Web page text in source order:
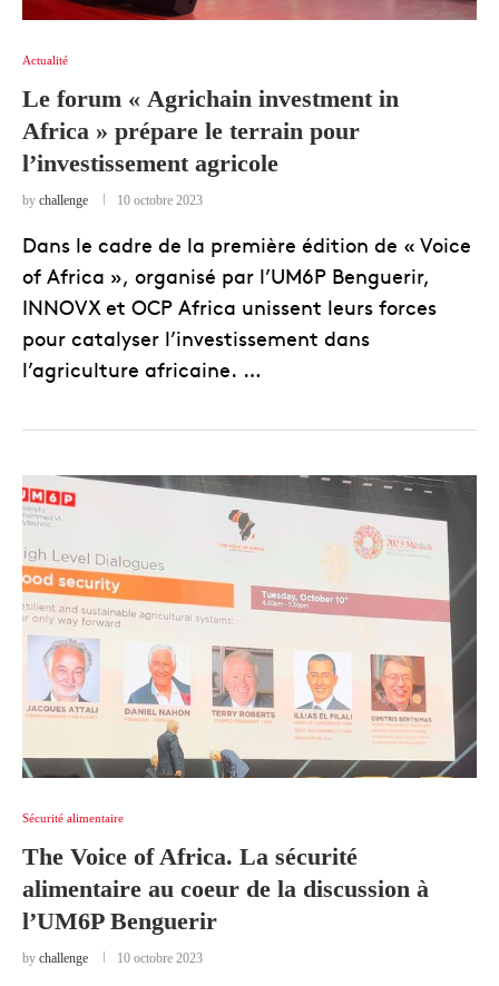
Actualité
Le forum « Agrichain investment in
Africa » prépare le terrain pour
l’investissement agricole
by challenge 10 octobre 2023
Dans le cadre de la première édition de « Voice
of Africa », organisé par l’UM6P Benguerir,
INNOVX et OCP Africa unissent leurs forces
pour catalyser l’investissement dans
l’agriculture africaine. …
Sécurité alimentaire
The Voice of Africa. La sécurité
alimentaire au coeur de la discussion à
l’UM6P Benguerir
by challenge 10 octobre 2023